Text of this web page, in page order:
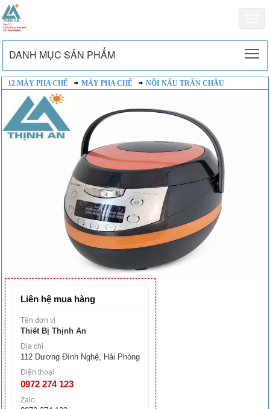
DANH MỤC SẢN PHẨM
12.MÁY PHA CHẾ MÁY PHA CHẾ NỒI NẤU TRÂN CHÂU
Liên hệ mua hàng
Tên đơn vị
Thiết Bị Thịnh An
Địa chỉ
112 Dương Đình Nghệ, Hải Phòng
Điện thoại
0972 274 123
Zalo